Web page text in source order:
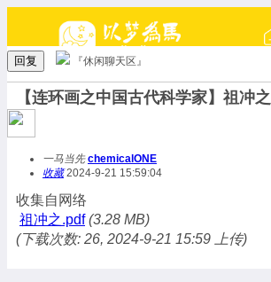
回复 『休闲聊天区』
【连环画之中国古代科学家】祖冲之
一马当先 chemicalONE
收藏2024-9-21 15:59:04
收集自网络
祖冲之.pdf (3.28 MB)
(下载次数: 26, 2024-9-21 15:59 上传)